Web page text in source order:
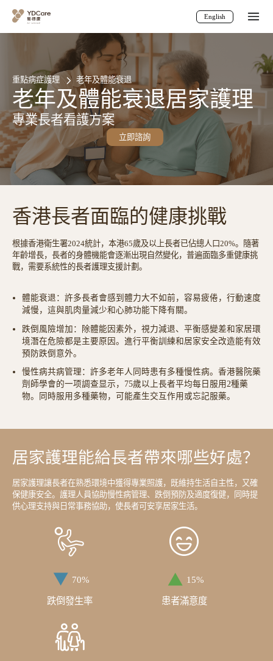
English
重點病症護理 老年及體能衰退
老年及體能衰退居家護理
專業長者看護方案
立即諮詢
香港長者面臨的健康挑戰
根據香港衛生署2024統計，本港65歲及以上長者已佔總人口20%。隨著
年齡增長，長者的身體機能會逐漸出現自然變化，普遍面臨多重健康挑
戰，需要系統性的長者護理支援計劃。
體能衰退：許多長者會感到體力大不如前，容易疲倦，行動速度
減慢，這與肌肉量減少和心肺功能下降有關。
跌倒風險增加：除體能因素外，視力減退、平衡感變差和家居環
境潛在危險都是主要原因。進行平衡訓練和居家安全改造能有效
預防跌倒意外。
慢性病共病管理：許多老年人同時患有多種慢性病。香港醫院藥
劑師學會的一项調查显示，75歲以上長者平均每日服用2種藥
物。同時服用多種藥物，可能產生交互作用或忘記服藥。
居家護理能給長者帶來哪些好處？
居家護理讓長者在熟悉環境中獲得專業照護，既維持生活自主性，又確
保健康安全。護理人員協助慢性病管理、跌倒預防及適度復健，同時提
供心理支持與日常事務協助，使長者可安享居家生活。
70%
跌倒發生率
15%
患者滿意度